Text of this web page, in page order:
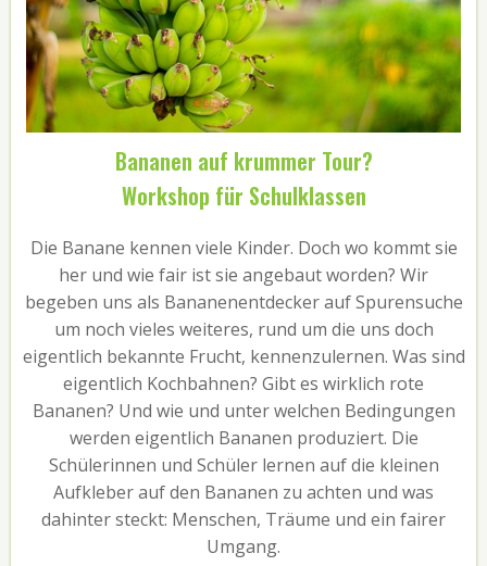
Bananen auf krummer Tour?
Workshop für Schulklassen
Die Banane kennen viele Kinder. Doch wo kommt sie
her und wie fair ist sie angebaut worden? Wir
begeben uns als Bananenentdecker auf Spurensuche
um noch vieles weiteres, rund um die uns doch
eigentlich bekannte Frucht, kennenzulernen. Was sind
eigentlich Kochbahnen? Gibt es wirklich rote
Bananen? Und wie und unter welchen Bedingungen
werden eigentlich Bananen produziert. Die
Schülerinnen und Schüler lernen auf die kleinen
Aufkleber auf den Bananen zu achten und was
dahinter steckt: Menschen, Träume und ein fairer
Umgang.